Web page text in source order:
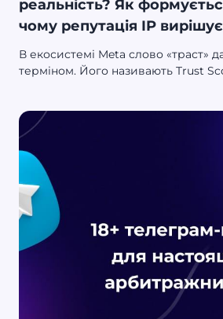
реальність? Як
чому репутація IP
В екосистемі Meta слово «траст»
терміном. Його називають Trust
йде на перевірки, падають ліміти
відхилень. Ключова проблема в
часто уявляють як одну містичну
реальності все простіше:
через набір сигналів ризику та
часом. Найшвидший і
— це мережа та IP. Тому тема
впирається в інфраструктуру:
наскільки він стабільний і який
SX.org якраз про це: не “просто
керувати якістю мережі через
щоб зменшувати інфраструктурні